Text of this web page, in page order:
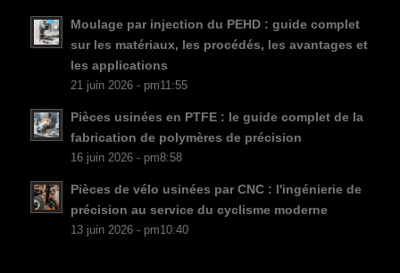
Moulage par injection du PEHD : guide complet
sur les matériaux, les procédés, les avantages et
les applications
21 juin 2026 - pm11:55
Pièces usinées en PTFE : le guide complet de la
fabrication de polymères de précision
16 juin 2026 - pm8:58
Pièces de vélo usinées par CNC : l'ingénierie de
précision au service du cyclisme moderne
13 juin 2026 - pm10:40
RU
NL
PL
TR
JA
KO